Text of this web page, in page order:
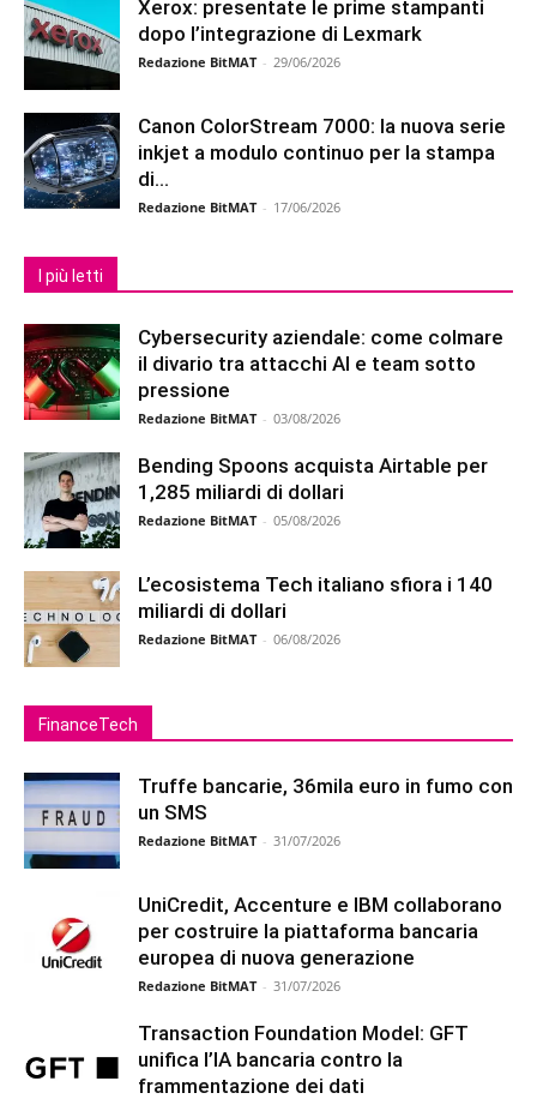
Xerox: presentate le prime stampanti
dopo l’integrazione di Lexmark
Redazione BitMAT - 29/06/2026
Canon ColorStream 7000: la nuova serie
inkjet a modulo continuo per la stampa
di...
Redazione BitMAT - 17/06/2026
I più letti
Cybersecurity aziendale: come colmare
il divario tra attacchi AI e team sotto
pressione
Redazione BitMAT - 03/08/2026
Bending Spoons acquista Airtable per
1,285 miliardi di dollari
Redazione BitMAT - 05/08/2026
L’ecosistema Tech italiano sfiora i 140
miliardi di dollari
Redazione BitMAT - 06/08/2026
FinanceTech
Truffe bancarie, 36mila euro in fumo con
un SMS
Redazione BitMAT - 31/07/2026
UniCredit, Accenture e IBM collaborano
per costruire la piattaforma bancaria
europea di nuova generazione
Redazione BitMAT - 31/07/2026
Transaction Foundation Model: GFT
unifica l’IA bancaria contro la
frammentazione dei dati